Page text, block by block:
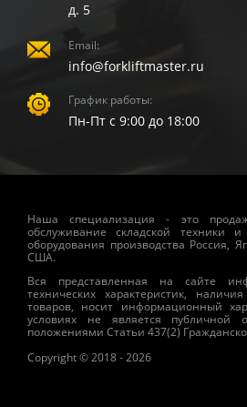
д. 5
Email:
info@forkliftmaster.ru
График работы:
Пн-Пт с 9:00 до 18:00
Наша специализация - это
обслуживание складской техники и
оборудования производства Россия,
США.
Вся представленная на сайте
технических характеристик,
товаров, носит информационный
условиях не является публичной
положениями Статьи 437(2)
Copyright © 2018 - 2026